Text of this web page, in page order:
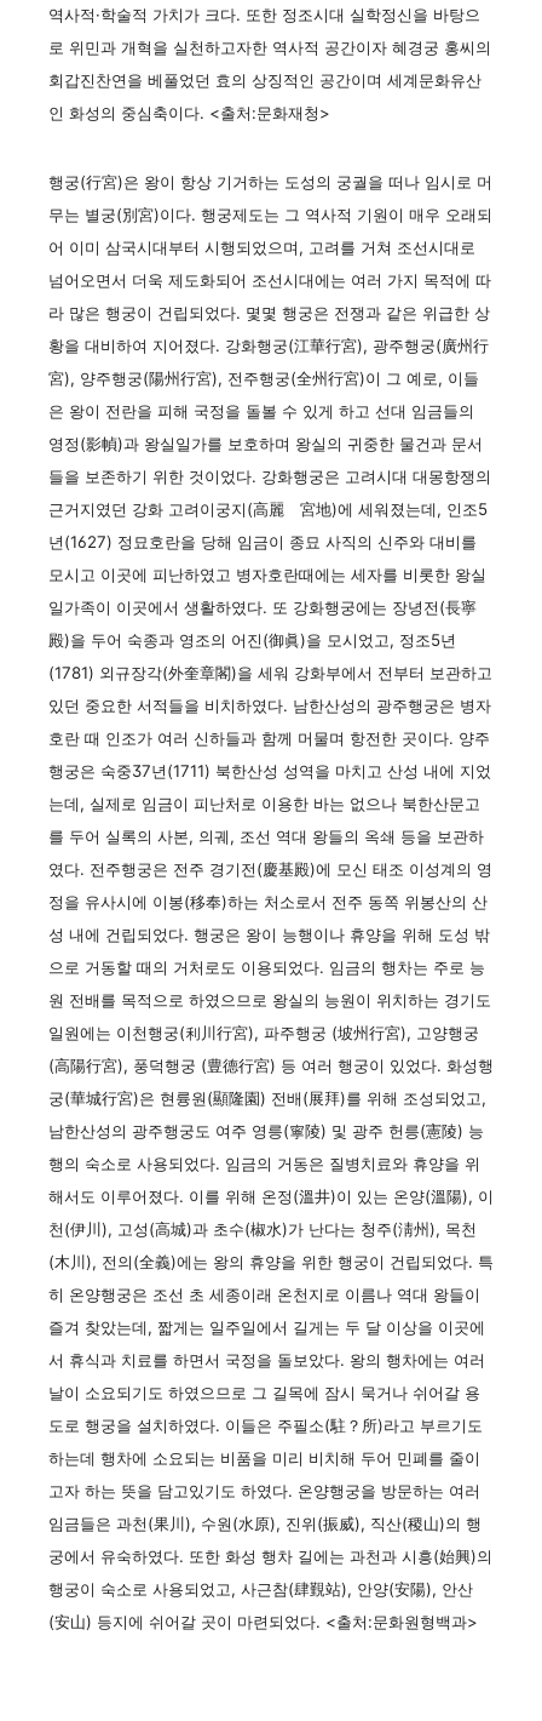
역사적·학술적 가치가 크다. 또한 정조시대 실학정신을 바탕으
로 위민과 개혁을 실천하고자한 역사적 공간이자 혜경궁 홍씨의
회갑진찬연을 베풀었던 효의 상징적인 공간이며 세계문화유산
인 화성의 중심축이다. <출처:문화재청>
행궁(行宮)은 왕이 항상 기거하는 도성의 궁궐을 떠나 임시로 머
무는 별궁(別宮)이다. 행궁제도는 그 역사적 기원이 매우 오래되
어 이미 삼국시대부터 시행되었으며, 고려를 거쳐 조선시대로
넘어오면서 더욱 제도화되어 조선시대에는 여러 가지 목적에 따
라 많은 행궁이 건립되었다. 몇몇 행궁은 전쟁과 같은 위급한 상
황을 대비하여 지어졌다. 강화행궁(江華行宮), 광주행궁(廣州行
宮), 양주행궁(陽州行宮), 전주행궁(全州行宮)이 그 예로, 이들
은 왕이 전란을 피해 국정을 돌볼 수 있게 하고 선대 임금들의
영정(影幀)과 왕실일가를 보호하며 왕실의 귀중한 물건과 문서
들을 보존하기 위한 것이었다. 강화행궁은 고려시대 대몽항쟁의
근거지였던 강화 고려이궁지(高麗離宮地)에 세워졌는데, 인조5
년(1627) 정묘호란을 당해 임금이 종묘 사직의 신주와 대비를
모시고 이곳에 피난하였고 병자호란때에는 세자를 비롯한 왕실
일가족이 이곳에서 생활하였다. 또 강화행궁에는 장녕전(長寧
殿)을 두어 숙종과 영조의 어진(御眞)을 모시었고, 정조5년
(1781) 외규장각(外奎章閣)을 세워 강화부에서 전부터 보관하고
있던 중요한 서적들을 비치하였다. 남한산성의 광주행궁은 병자
호란 때 인조가 여러 신하들과 함께 머물며 항전한 곳이다. 양주
행궁은 숙중37년(1711) 북한산성 성역을 마치고 산성 내에 지었
는데, 실제로 임금이 피난처로 이용한 바는 없으나 북한산문고
를 두어 실록의 사본, 의궤, 조선 역대 왕들의 옥쇄 등을 보관하
였다. 전주행궁은 전주 경기전(慶基殿)에 모신 태조 이성계의 영
정을 유사시에 이봉(移奉)하는 처소로서 전주 동쪽 위봉산의 산
성 내에 건립되었다. 행궁은 왕이 능행이나 휴양을 위해 도성 밖
으로 거동할 때의 거처로도 이용되었다. 임금의 행차는 주로 능
원 전배를 목적으로 하였으므로 왕실의 능원이 위치하는 경기도
일원에는 이천행궁(利川行宮), 파주행궁 (坡州行宮), 고양행궁
(高陽行宮), 풍덕행궁 (豊德行宮) 등 여러 행궁이 있었다. 화성행
궁(華城行宮)은 현륭원(顯隆園) 전배(展拜)를 위해 조성되었고,
남한산성의 광주행궁도 여주 영릉(寧陵) 및 광주 헌릉(憲陵) 능
행의 숙소로 사용되었다. 임금의 거동은 질병치료와 휴양을 위
해서도 이루어졌다. 이를 위해 온정(溫井)이 있는 온양(溫陽), 이
천(伊川), 고성(高城)과 초수(椒水)가 난다는 청주(淸州), 목천
(木川), 전의(全義)에는 왕의 휴양을 위한 행궁이 건립되었다. 특
히 온양행궁은 조선 초 세종이래 온천지로 이름나 역대 왕들이
즐겨 찾았는데, 짧게는 일주일에서 길게는 두 달 이상을 이곳에
서 휴식과 치료를 하면서 국정을 돌보았다. 왕의 행차에는 여러
날이 소요되기도 하였으므로 그 길목에 잠시 묵거나 쉬어갈 용
도로 행궁을 설치하였다. 이들은 주필소(駐？所)라고 부르기도
하는데 행차에 소요되는 비품을 미리 비치해 두어 민폐를 줄이
고자 하는 뜻을 담고있기도 하였다. 온양행궁을 방문하는 여러
임금들은 과천(果川), 수원(水原), 진위(振威), 직산(稷山)의 행
궁에서 유숙하였다. 또한 화성 행차 길에는 과천과 시흥(始興)의
행궁이 숙소로 사용되었고, 사근참(肆覲站), 안양(安陽), 안산
(安山) 등지에 쉬어갈 곳이 마련되었다. <출처:문화원형백과>